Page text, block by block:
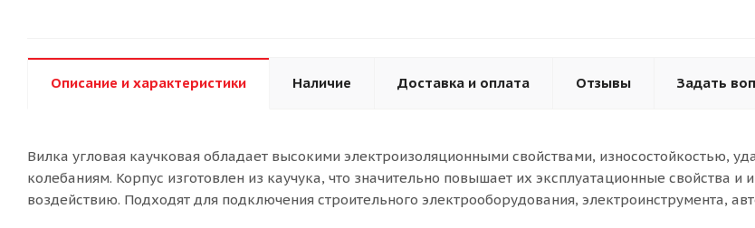
Описание и характеристики Наличие Доставка и оплата Отзывы Задать
Вилка угловая каучковая обладает высокими электроизоляционными свойствами, износостойкостью,
колебаниям. Корпус изготовлен из каучука, что значительно повышает их эксплуатационные свойства
воздействию. Подходят для подключения строительного электрооборудования, электроинструмента,